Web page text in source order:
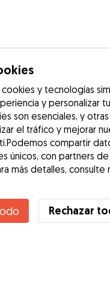
y tecnologías
y personalizar
son esenciales, y
el tráfico y mejorar
compartir
únicos, con partners de
más detalles, consulte
Rechazar